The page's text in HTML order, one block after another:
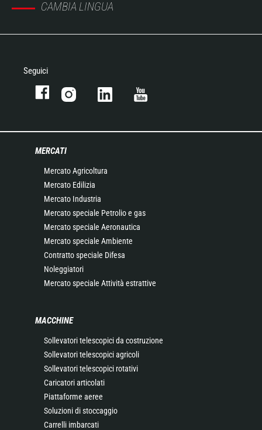
CAMBIA LINGUA
Seguici
MERCATI
Mercato Agricoltura
Mercato Edilizia
Mercato Industria
Mercato speciale Petrolio e gas
Mercato speciale Aeronautica
Mercato speciale Ambiente
Contratto speciale Difesa
Noleggiatori
Mercato speciale Attività estrattive
MACCHINE
Sollevatori telescopici da costruzione
Sollevatori telescopici agricoli
Sollevatori telescopici rotativi
Caricatori articolati
Piattaforme aeree
Soluzioni di stoccaggio
Carrelli imbarcati